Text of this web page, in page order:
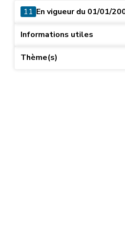
11 En vigueur du 01/01/
Informations utiles
Thème(s)